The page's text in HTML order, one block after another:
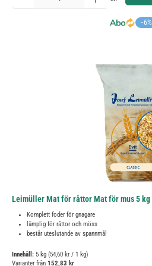
−6%
Leimüller Mat för råttor Mat för mus 5 kg
Komplett foder för gnagare
lämplig för råttor och möss
består uteslutande av spannmål
Innehåll: 5 kg (54,60 kr / 1 kg)
Varianter från 152,83 kr